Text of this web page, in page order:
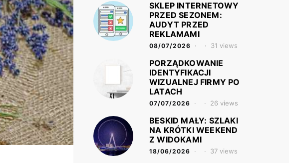
SKLEP INTERNETOWY
PRZED SEZONEM:
AUDYT PRZED
REKLAMAMI
08/07/2026 31 views
PORZĄDKOWANIE
IDENTYFIKACJI
WIZUALNEJ FIRMY PO
LATACH
07/07/2026 26 views
BESKID MAŁY: SZLAKI
NA KRÓTKI WEEKEND
Z WIDOKAMI
18/06/2026 37 views